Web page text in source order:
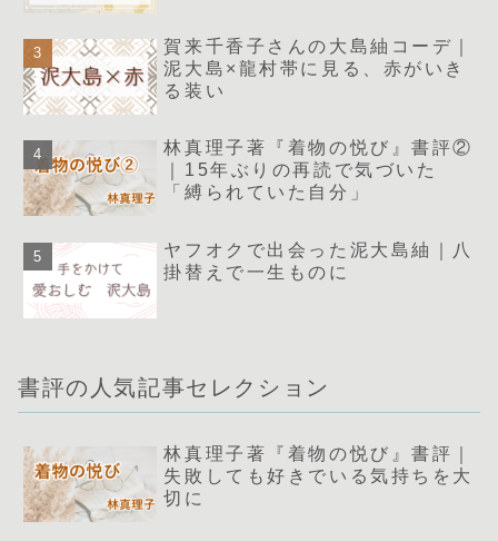
賀来千香子さんの大島紬コーデ｜
泥大島×龍村帯に見る、赤がいき
る装い
林真理子著『着物の悦び』書評②
｜15年ぶりの再読で気づいた
「縛られていた自分」
ヤフオクで出会った泥大島紬｜八
掛替えで一生ものに
書評の人気記事セレクション
林真理子著『着物の悦び』書評｜
失敗しても好きでいる気持ちを大
切に